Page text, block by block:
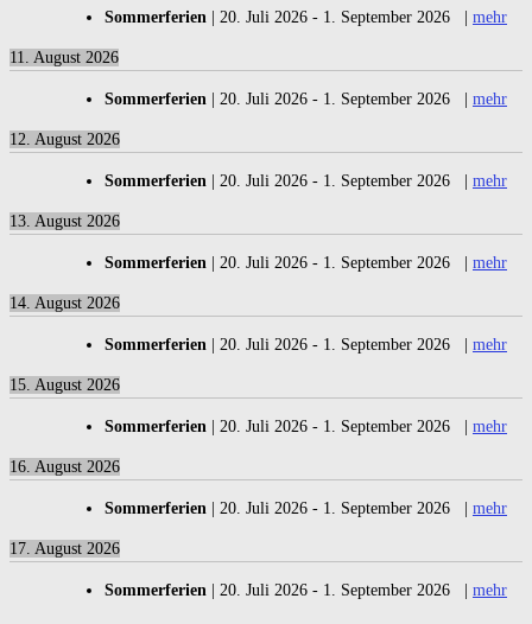
Sommerferien 20. Juli 2026 - 1. September 2026 mehr
11. August 2026
Sommerferien 20. Juli 2026 - 1. September 2026 mehr
12. August 2026
Sommerferien 20. Juli 2026 - 1. September 2026 mehr
13. August 2026
Sommerferien 20. Juli 2026 - 1. September 2026 mehr
14. August 2026
Sommerferien 20. Juli 2026 - 1. September 2026 mehr
15. August 2026
Sommerferien 20. Juli 2026 - 1. September 2026 mehr
16. August 2026
Sommerferien 20. Juli 2026 - 1. September 2026 mehr
17. August 2026
Sommerferien 20. Juli 2026 - 1. September 2026 mehr